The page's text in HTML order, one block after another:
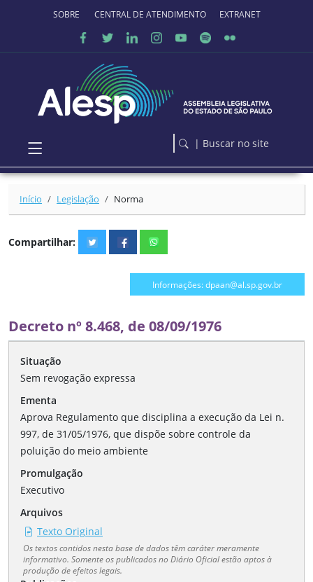
Ir para o conteúdo principal
SOBRE O PORTALCENTRAL DE ATENDIMENTO EXTRANET
| Buscar no site
Início Legislação Norma
Compartilhar:
Informações: dpaan@al.sp.gov.br
Decreto nº 8.468, de 08/09/1976
Situação
Sem revogação expressa
Ementa
Aprova Regulamento que disciplina a execução da Lei n.
997, de 31/05/1976, que dispõe sobre controle da
poluição do meio ambiente
Promulgação
Executivo
Arquivos
Texto Original
Os textos contidos nesta base de dados têm caráter meramente
informativo. Somente os publicados no Diário Oficial estão aptos à
produção de efeitos legais.